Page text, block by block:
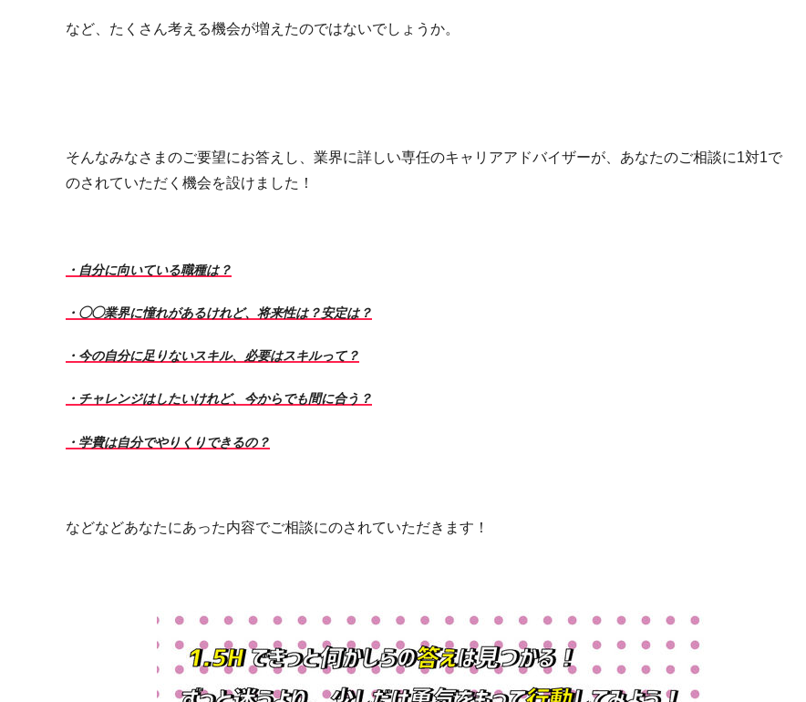
など、たくさん考える機会が増えたのではないでしょうか。
そんなみなさまのご要望にお答えし、業界に詳しい専任のキャリアアドバイザーが、あなたのご相談に1対1で
のされていただく機会を設けました！
・自分に向いている職種は？
・◯◯業界に憧れがあるけれど、将来性は？安定は？
・今の自分に足りないスキル、必要はスキルって？
・チャレンジはしたいけれど、今からでも間に合う？
・学費は自分でやりくりできるの？
などなどあなたにあった内容でご相談にのされていただきます！